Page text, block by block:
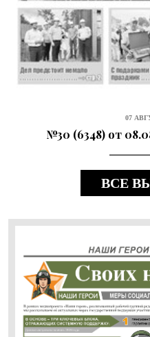
07
№30 (6348) от
ВСЕ